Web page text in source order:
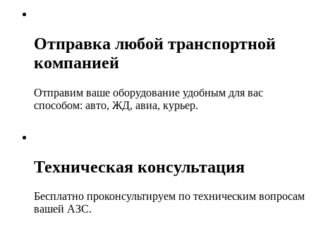
Отправка любой транспортной
компанией
Отправим ваше оборудование удобным для вас
способом: авто, ЖД, авиа, курьер.
Техническая консультация
Бесплатно проконсультируем по техническим вопросам
вашей АЗС.